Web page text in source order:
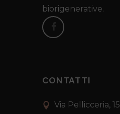
biorigenerative.
CONTATTI
Via Pellicceria, 15